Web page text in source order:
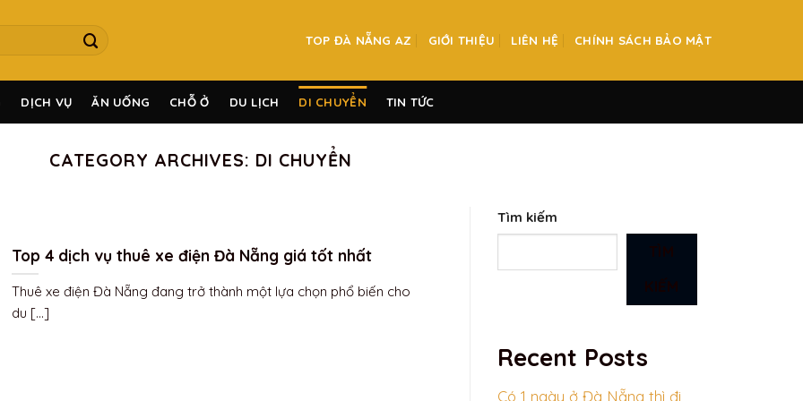
TOP ĐÀ NẴNG AZ GIỚI THIỆU LIÊN HỆ CHÍNH SÁCH BẢO MẬT
DỊCH VỤ ĂN UỐNG CHỖ Ở DU LỊCH DI CHUYỂN TIN TỨC
CATEGORY ARCHIVES: DI CHUYỂN
Top 4 dịch vụ thuê xe điện Đà Nẵng giá tốt nhất
Thuê xe điện Đà Nẵng đang trở thành một lựa chọn phổ biến cho
du [...]
Tìm kiếm
Recent Posts
Có 1 ngày ở Đà Nẵng thì đi